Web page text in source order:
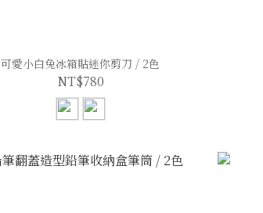
可愛小白兔冰箱貼迷你剪刀 / 2色
NT$780